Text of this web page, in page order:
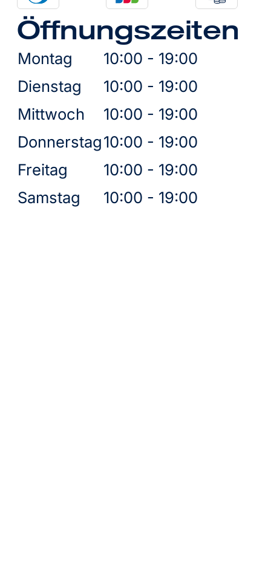
Öffnungszeiten
Montag
10:00 - 19:00
Dienstag
10:00 - 19:00
Mittwoch
10:00 - 19:00
Donnerstag10:00 - 19:00
Freitag
10:00 - 19:00
Samstag
10:00 - 19:00